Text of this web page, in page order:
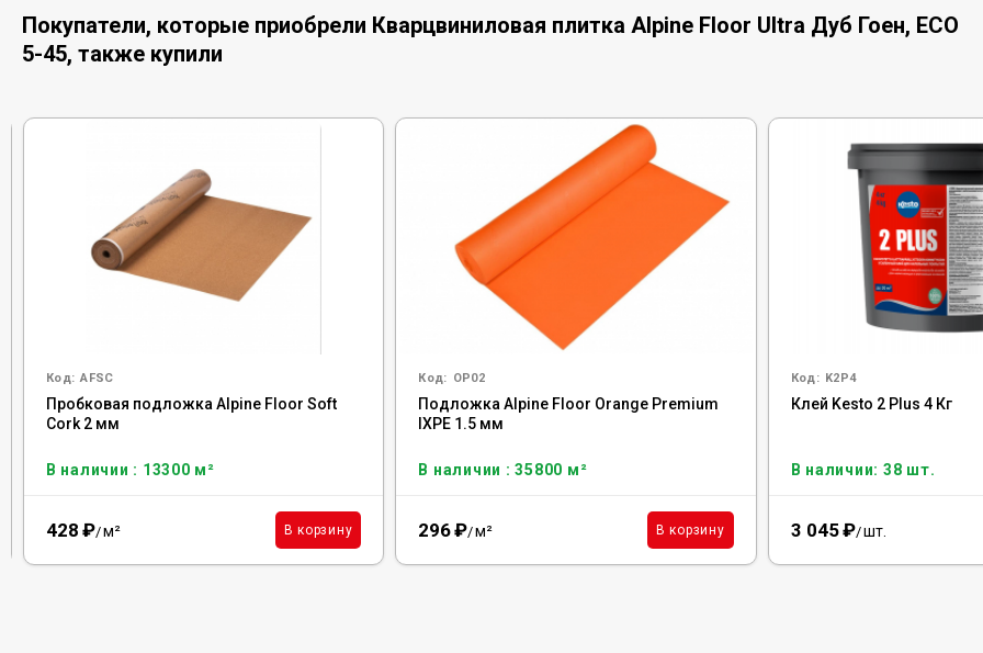
Покупатели, которые приобрели Кварцвиниловая плитка Alpine Floor Ultra Дуб Гоен, ЕСО
5-45, также купили
Код: AFSC
Пробковая подложка Alpine Floor Soft
Cork 2 мм
В наличии : 13300 м²
428 ₽/м² В корзину
Код: OP02
Подложка Alpine Floor Orange Premium
IXPE 1.5 мм
В наличии : 35800 м²
296₽/м² В корзину
Код: K2P4
Клей Kesto 2 Plus 4 Кг
В наличии: 38 шт.
3 045₽/шт.